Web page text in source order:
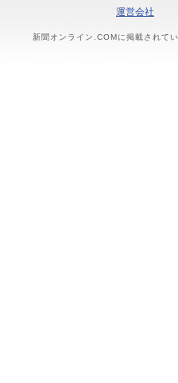
運営会社
新聞オンライン.COMに掲載されて